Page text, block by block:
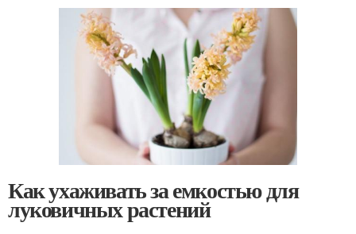
Как ухаживать за емкостью для
луковичных растений